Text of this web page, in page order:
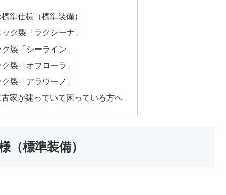
準仕様（標準装備）
ク製「ラクシーナ」
製「シーライン」
製「オフローラ」
製「アラウーノ」
家が建っていて困っている方へ
（標準装備）